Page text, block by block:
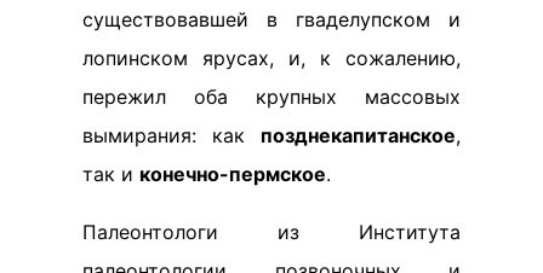
существовавшей в гваделупском и
лопинском ярусах, и, к сожалению,
пережил оба крупных массовых
вымирания: как позднекапитанское,
так и конечно-пермское.
Палеонтологи из Института